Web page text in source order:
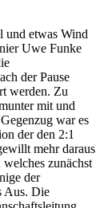
und etwas Wind
Uwe Funke
der Pause
werden. Zu
mit und
war es
der den 2:1
mehr daraus
zunächst
der
Aus. Die